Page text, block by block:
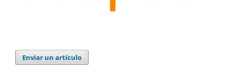
Enviar un artículo